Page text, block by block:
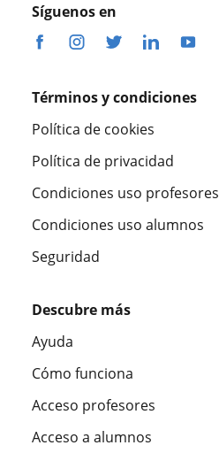
Síguenos en
Términos y condiciones
Política de cookies
Política de privacidad
Condiciones uso profesores
Condiciones uso alumnos
Seguridad
Descubre más
Ayuda
Cómo funciona
Acceso profesores
Acceso a alumnos